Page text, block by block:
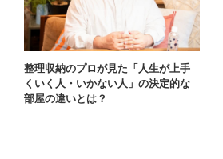
整理収納のプロが見た「人生が上手
くいく人・いかない人」の決定的な
部屋の違いとは？